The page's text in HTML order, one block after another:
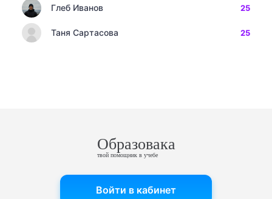
Глеб Иванов 25
Таня Сартасова 25
Образовака
твой помощник в учебе
Войти в кабинет